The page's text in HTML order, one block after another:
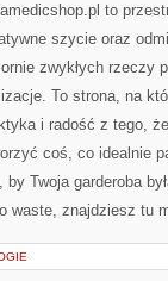
to
szycie oraz
zwykłych rzeczy
To strona, na
i radość z tego,
coś, co idealnie
Twoja garderoba
waste, znajdziesz tu